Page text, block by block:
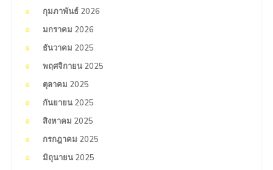
กุมภาพันธ์ 2026
มกราคม 2026
ธันวาคม 2025
พฤศจิกายน 2025
ตุลาคม 2025
กันยายน 2025
สิงหาคม 2025
กรกฎาคม 2025
มิถุนายน 2025